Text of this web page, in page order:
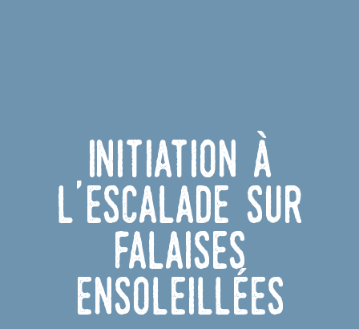
Initiation à
l'escalade sur
falaises
ensoleillées